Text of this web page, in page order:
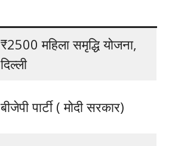
₹2500 महिला समृद्धि योजना,
दिल्ली
बीजेपी पार्टी ( मोदी सरकार)